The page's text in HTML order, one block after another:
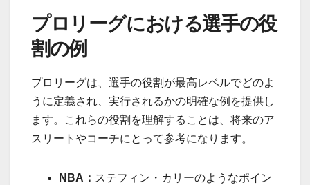
プロリーグにおける選手の役
割の例
プロリーグは、選手の役割が最高レベルでどのよ
うに定義され、実行されるかの明確な例を提供し
ます。これらの役割を理解することは、将来のア
スリートやコーチにとって参考になります。
NBA： ステフィン・カリーのようなポイン